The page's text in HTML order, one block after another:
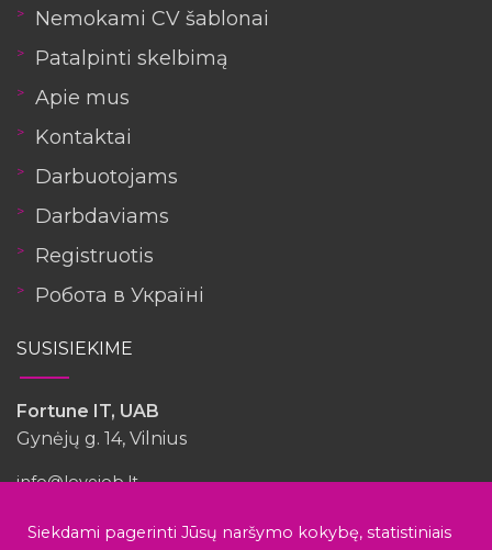
Turėjote patirties su šia įmone?
Nemokami CV šablonai
Patalpinti skelbimą
Apie mus
Kontaktai
Darbuotojams
Darbdaviams
Registruotis
Робота в Україні
SUSISIEKIME
Fortune IT, UAB
Gynėjų g. 14, Vilnius
info@lovejob.lt
Siekdami pagerinti Jūsų naršymo kokybę, statistiniais